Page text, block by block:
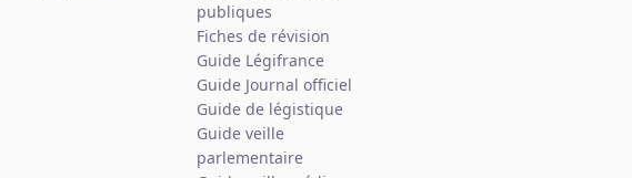
publiques
Fiches de révision
Guide Légifrance
Guide Journal officiel
Guide de légistique
Guide veille
parlementaire